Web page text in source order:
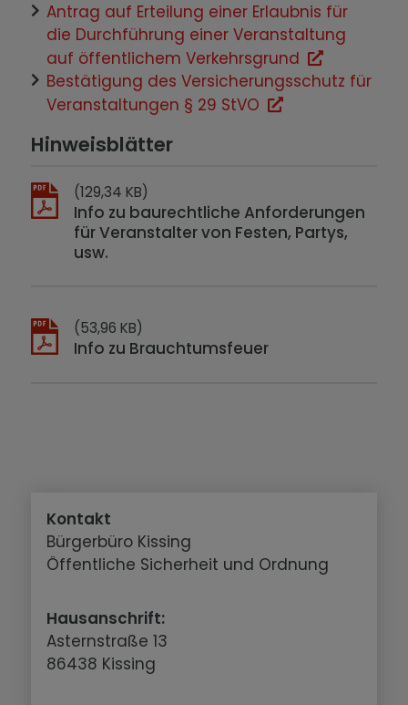
Antrag auf Erteilung einer Erlaubnis für
die Durchführung einer Veranstaltung
auf öffentlichem Verkehrsgrund
Bestätigung des Versicherungsschutz für
Veranstaltungen § 29 StVO
Hinweisblätter
(129,34 KB)
Info zu baurechtliche Anforderungen
für Veranstalter von Festen, Partys,
usw.
(53,96 KB)
Info zu Brauchtumsfeuer
Kontakt
Bürgerbüro Kissing
Öffentliche Sicherheit und Ordnung
Hausanschrift:
Asternstraße 13
86438 Kissing